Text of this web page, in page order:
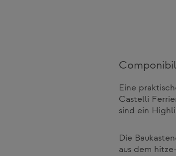
Eine
Castelli
sind ein
Die
aus dem